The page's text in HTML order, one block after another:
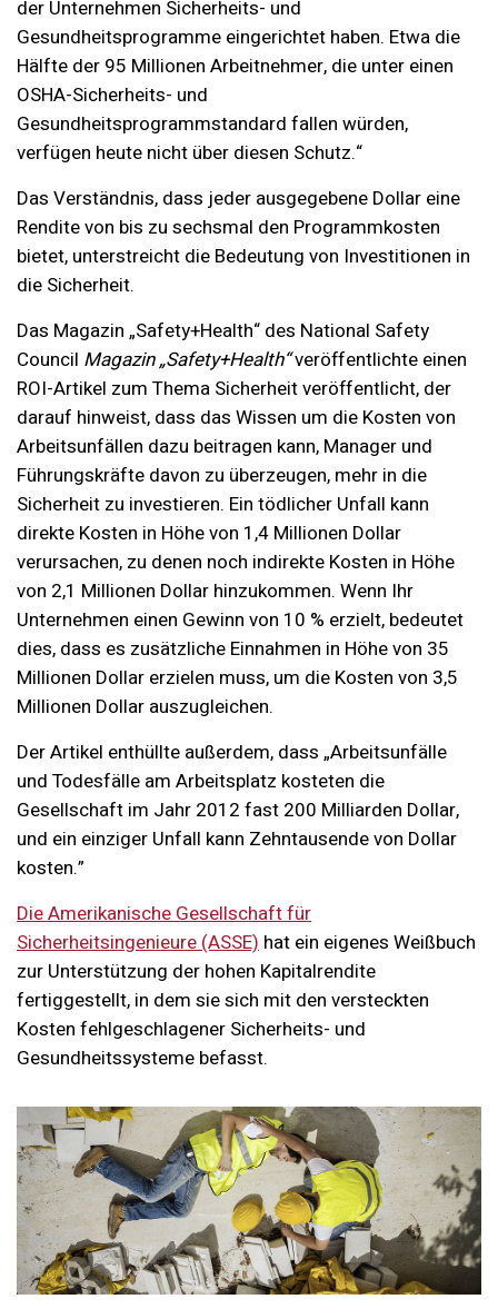
der Unternehmen Sicherheits- und
Gesundheitsprogramme eingerichtet haben. Etwa die
Hälfte der 95 Millionen Arbeitnehmer, die unter einen
OSHA-Sicherheits- und
Gesundheitsprogrammstandard fallen würden,
verfügen heute nicht über diesen Schutz.“
Das Verständnis, dass jeder ausgegebene Dollar eine
Rendite von bis zu sechsmal den Programmkosten
bietet, unterstreicht die Bedeutung von Investitionen in
die Sicherheit.
Das Magazin „Safety+Health“ des National Safety
Council Magazin „Safety+Health“veröffentlichte einen
ROI-Artikel zum Thema Sicherheitveröffentlicht, der
darauf hinweist, dass das Wissen um die Kosten von
Arbeitsunfällen dazu beitragen kann, Manager und
Führungskräfte davon zu überzeugen, mehr in die
Sicherheit zu investieren. Ein tödlicher Unfall kann
direkte Kosten in Höhe von 1,4 Millionen Dollar
verursachen, zu denen noch indirekte Kosten in Höhe
von 2,1 Millionen Dollar hinzukommen. Wenn Ihr
Unternehmen einen Gewinn von 10 % erzielt, bedeutet
dies, dass es zusätzliche Einnahmen in Höhe von 35
Millionen Dollar erzielen muss, um die Kosten von 3,5
Millionen Dollar auszugleichen.
Der Artikel enthüllte außerdem, dass „Arbeitsunfälle
und Todesfälle am Arbeitsplatz kosteten die
Gesellschaft im Jahr 2012 fast 200 Milliarden Dollar,
und ein einziger Unfall kann Zehntausende von Dollar
kosten.”
Die Amerikanische Gesellschaft für
Sicherheitsingenieure (ASSE) hat ein eigenes Weißbuch
zur Unterstützung der hohen Kapitalrendite
fertiggestellt, in dem sie sich mit den versteckten
Kosten fehlgeschlagener Sicherheits- und
Gesundheitssysteme befasst.